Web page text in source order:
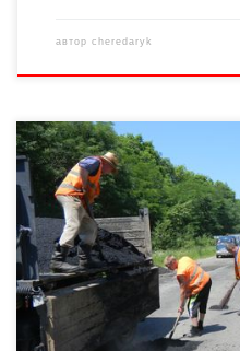
автор cheredaryk
– Оцінити якість ремонту
п’ятибальною системою) –
голова Чернівецької ОДА
із журналістами
державного значення, які
латали впродовж останніх
саме від висновків […]